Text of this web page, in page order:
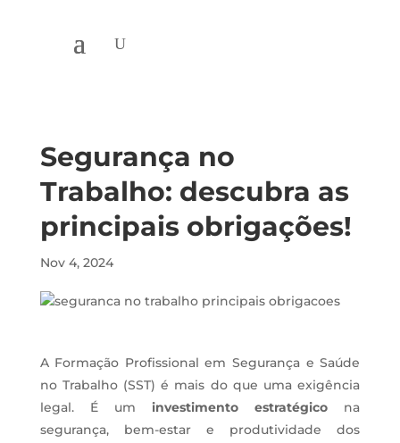
Segurança no
Trabalho: descubra as
principais obrigações!
Nov 4, 2024
A Formação Profissional em Segurança e Saúde
no Trabalho (SST) é mais do que uma exigência
legal. É uminvestimento estratégico na
segurança, bem-estar e produtividade dos